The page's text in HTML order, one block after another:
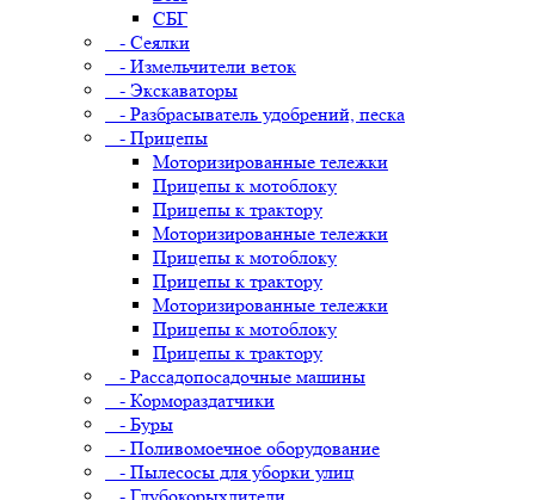
СБГ
- Сеялки
- Измельчители веток
- Экскаваторы
- Разбрасыватель удобрений, песка
- Прицепы
Моторизированные тележки
Прицепы к мотоблоку
Прицепы к трактору
Моторизированные тележки
Прицепы к мотоблоку
Прицепы к трактору
Моторизированные тележки
Прицепы к мотоблоку
Прицепы к трактору
- Рассадопосадочные машины
- Кормораздатчики
- Буры
- Поливомоечное оборудование
- Пылесосы для уборки улиц